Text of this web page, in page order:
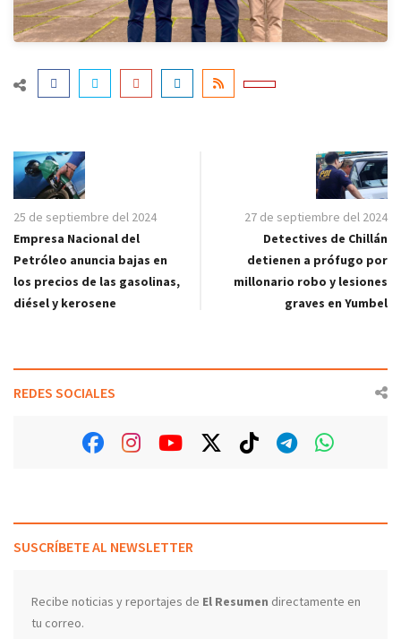
25 de septiembre del 2024
Empresa Nacional del
Petróleo anuncia bajas en
los precios de las gasolinas,
diésel y kerosene
27 de septiembre del 2024
Detectives de Chillán
detienen a prófugo por
millonario robo y lesiones
graves en Yumbel
REDES SOCIALES
SUSCRÍBETE AL NEWSLETTER
Recibe noticias y reportajes de El Resumen directamente en
tu correo.